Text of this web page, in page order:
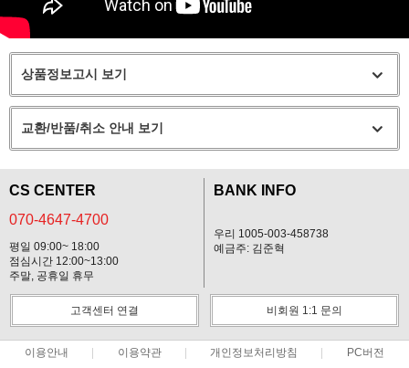
상품정보고시 보기
교환/반품/취소 안내 보기
CS CENTER
070-4647-4700
평일 09:00~ 18:00
점심시간 12:00~13:00
주말, 공휴일 휴무
BANK INFO
우리 1005-003-458738
예금주: 김준혁
고객센터 연결 비회원 1:1 문의
이용안내 이용약관 개인정보처리방침 PC버전